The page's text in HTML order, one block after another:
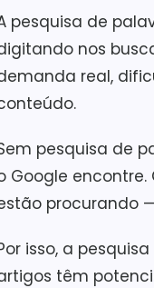
pesquisa de
nos
real,
pesquisa de
Google
procurando
isso, a
têm